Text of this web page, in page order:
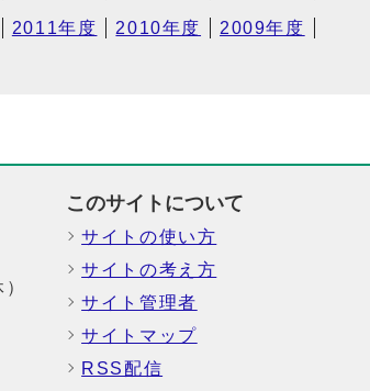
2011年度 2010年度 2009年度
このサイトについて
サイトの使い方
サイトの考え方
サイト管理者
サイトマップ
RSS配信